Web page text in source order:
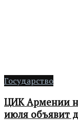
Государство
ЦИК Армении
июля объявит